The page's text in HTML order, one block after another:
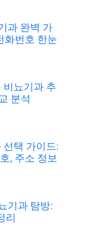
과 완벽 가
화번호 한눈
뇨기과 추
분석
택 가이드:
, 주소 정보
기과 탐방:
리